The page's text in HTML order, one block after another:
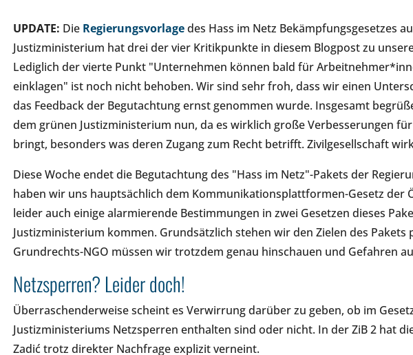
UPDATE: Die Regierungsvorlagedes Hass im Netz Bekämpfungsgesetzes
Justizministerium hat drei der vier Kritikpunkte in diesem Blogpost zu
Lediglich der vierte Punkt "Unternehmen können bald für
einklagen" ist noch nicht behoben. Wir sind sehr froh, dass wir einen
das Feedback der Begutachtung ernst genommen wurde. Insgesamt
dem grünen Justizministerium nun, da es wirklich große Verbesserungen
bringt, besonders was deren Zugang zum Recht betrifft. Zivilgesellschaft
Diese Woche endet die Begutachtung des "Hass im Netz"-Pakets der
haben wir uns hauptsächlich dem Kommunikationsplattformen-Gesetz der
leider auch einige alarmierende Bestimmungen in zwei Gesetzen dieses
Justizministerium kommen. Grundsätzlich stehen wir den Zielen des Pakets
Grundrechts-NGO müssen wir trotzdem genau hinschauen und Gefahren
Netzsperren? Leider doch!
Überraschenderweise scheint es Verwirrung darüber zu geben, ob im
Justizministeriums Netzsperren enthalten sind oder nicht. In der ZiB 2 hat
Zadić trotz direkter Nachfrage explizit verneint.